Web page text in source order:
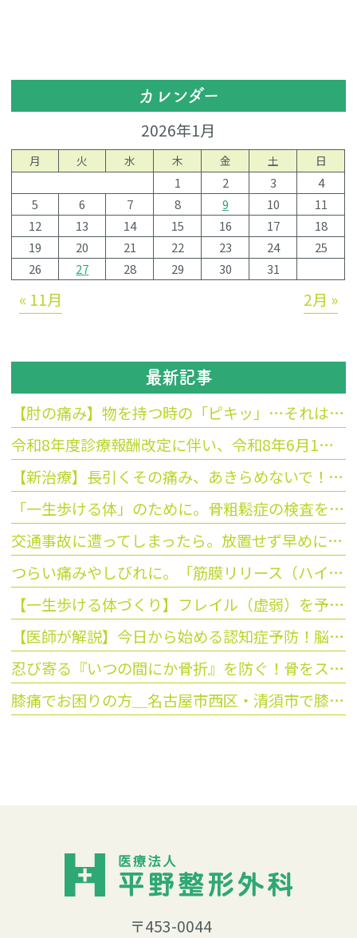
カレンダー
2026年1月
月 火 水 木 金 土 日
1 2 3
4
5
6 7 8 9 10
11
12
13 14 15 16 17
18
19
20 21 22 23 24
25
26
27 28 29 30 31
« 11月 2月 »
最新記事
【肘の痛み】物を持つ時の「ピキッ」…それはテニス肘かも？最新の衝撃波治療をご紹介
令和8年度診療報酬改定に伴い、令和8年6月1日から保険点数が変更になることの案内をお願いします
【新治療】長引くその痛み、あきらめないで！「拡散型衝撃波」を導入しました
「一生歩ける体」のために。骨粗鬆症の検査を今、お勧めする3つの理由
交通事故に遭ってしまったら。放置せず早めに受診を
つらい痛みやしびれに。「筋膜リリース（ハイドロリリース）」のご紹介
【一生歩ける体づくり】フレイル（虚弱）を予防して、いつまでも活動的な毎日を！
【医師が解説】今日から始める認知症予防！脳を活性化する「簡単な習慣」と脳トレのコツ
忍び寄る『いつの間にか骨折』を防ぐ！骨をスカスカにさせない生活習慣
膝痛でお困りの方＿名古屋市西区・清須市で膝痛でお困りの方、平野整形へご相談ください。
〒453-0044